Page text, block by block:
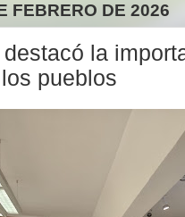
FEBRERO DE 2026
la
pueblos